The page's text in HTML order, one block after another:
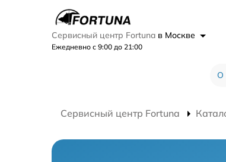
Сервисный центр Fortuna в Москве
Ежедневно с 9:00 до 21:00
О
Сервисный центр Fortuna